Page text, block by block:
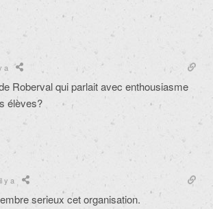
a
Roberval qui parlait avec enthousiasme
élèves?
y a
serieux cet organisation.